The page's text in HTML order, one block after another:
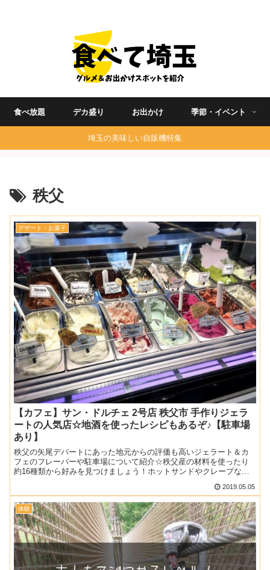
食べ放題 デカ盛り お出かけ 季節・イベント
埼玉の美味しい自販機特集
秩父
デザート・お菓子
【カフェ】サン・ドルチェ 2号店 秩父市 手作りジェラ
ートの人気店☆地酒を使ったレシピもあるぞ♪【駐車場
あり】
秩父の矢尾デパートにあった地元からの評価も高いジェラート＆カ
フェのフレーバーや駐車場について紹介☆秩父産の材料を使ったり
約16種類から好みを見つけましょう！ホットサンドやクレープなど
2019.05.05
体験